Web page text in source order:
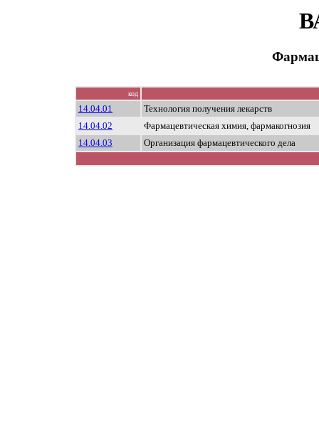
код
14.04.01
Технология получения лекарств
14.04.02
Фармацевтическая химия, фармакогнозия
14.04.03
Организация фармацевтического дела